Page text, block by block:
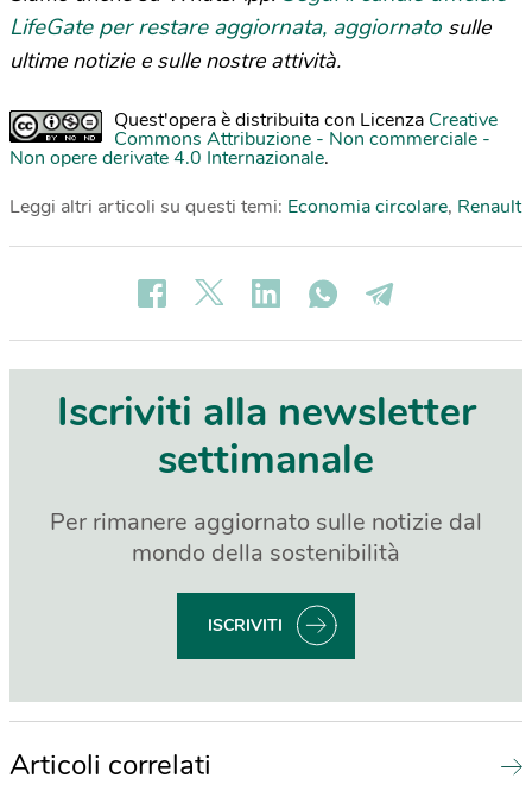
LifeGate per restare aggiornata, aggiornato sulle
ultime notizie e sulle nostre attività.
Quest'opera è distribuita con Licenza Creative
Commons Attribuzione - Non commerciale -
Non opere derivate 4.0 Internazionale.
Leggi altri articoli su questi temi: Economia circolare, Renault
Iscriviti alla newsletter
settimanale
Per rimanere aggiornato sulle notizie dal
mondo della sostenibilità
ISCRIVITI
Articoli correlati